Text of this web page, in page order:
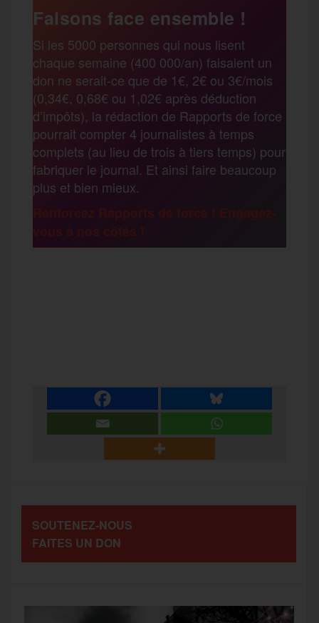
b
o
o
k
t
e
r
l
s
a
g
e
m
r
t
a
g
e
Faisons face ensemble !
Si les 5000 personnes qui nous lisent
chaque semaine (400 000/an) faisaient un
don ne serait-ce que de 1€, 2€ ou 3€/mois
(0,34€, 0,68€ ou 1,02€ après déduction
d’impôts), la rédaction de Rapports de force
pourrait compter 4 journalistes à temps
complets (au lieu de trois à tiers temps) pour
fabriquer le journal. Et ainsi faire beaucoup
plus et bien mieux.
Renforcez Rapports de force ! Engagez-
vous à nos côtés !
o r
s
a
g
SOUTENEZ-NOUS
FAITES UN DON